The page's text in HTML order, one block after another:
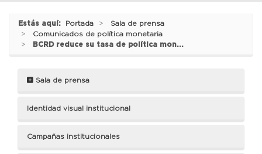
Estás aquí: Portada
Sala de prensa
Comunicados de política monetaria
BCRD reduce su tasa de política mon...
Sala de prensa
Identidad visual institucional
Campañas institucionales